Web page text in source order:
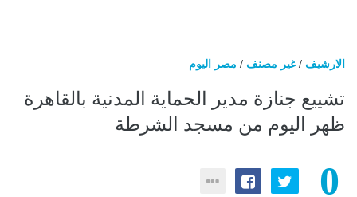
الارشيف /غير مصنف / مصر اليوم
تشييع جنازة مدير الحماية المدنية بالقاهرة
ظهر اليوم من مسجد الشرطة
0